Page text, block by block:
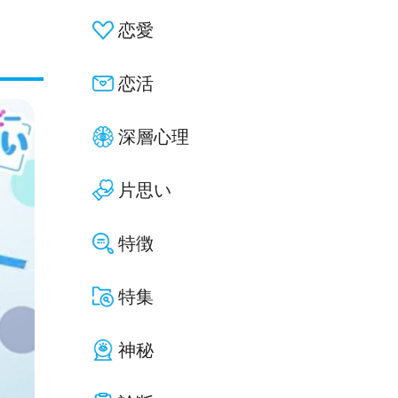
恋愛
恋活
深層心理
片思い
特徴
特集
神秘